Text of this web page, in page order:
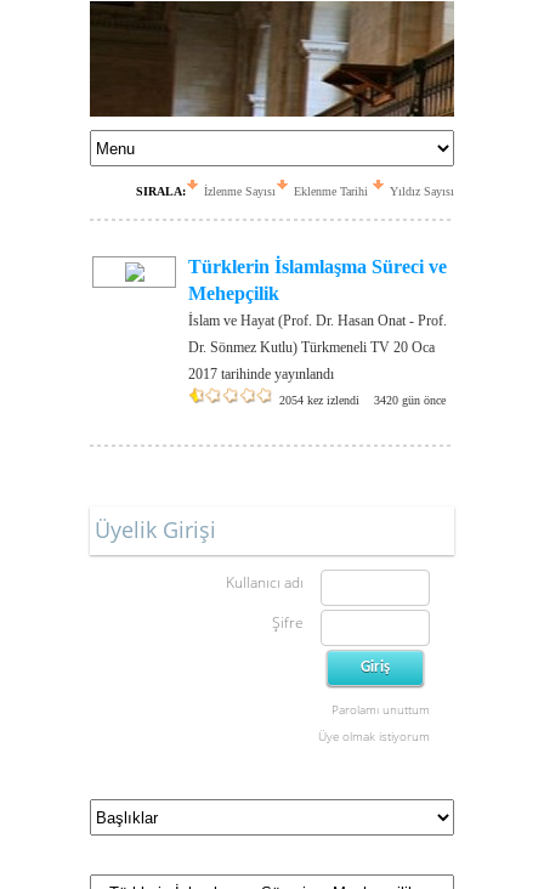
SIRALA: İzlenme Sayısı Eklenme Tarihi Yıldız Sayısı
Türklerin İslamlaşma Süreci ve
Mehepçilik
İslam ve Hayat (Prof. Dr. Hasan Onat - Prof.
Dr. Sönmez Kutlu) Türkmeneli TV 20 Oca
2017 tarihinde yayınlandı
2054 kez izlendi 3420 gün önce
Üyelik Girişi
Kullanıcı adı
Şifre
Parolamı unuttum
Üye olmak istiyorum